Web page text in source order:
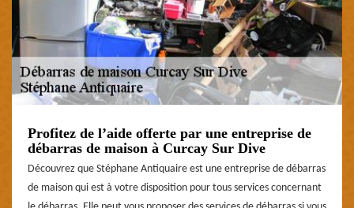
Profitez de l’aide offerte par une entreprise de
débarras de maison à Curcay Sur Dive
Découvrez que Stéphane Antiquaire est une entreprise de débarras
de maison qui est à votre disposition pour tous services concernant